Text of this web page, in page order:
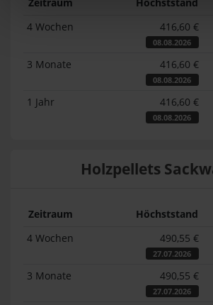
4 Wochen
416,60 €
08.08.2026
3 Monate 416,60 €
08.08.2026
1 Jahr 416,60 €
08.08.2026
Holzpellets
Zeitraum Höchststand
4 Wochen
490,55 €
27.07.2026
3 Monate 490,55 €
27.07.2026